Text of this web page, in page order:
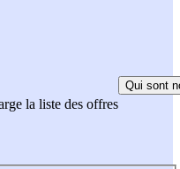
la liste des offres
Qui sont